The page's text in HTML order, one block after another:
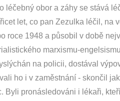
léčebný obor a záhy se stává
let, co pan Zezulka léčil, na
roce 1948 a působil v době
marxismu-
na policii, dostával
ho i v zaměstnání - skončil
Byli pronásledováni i lékaři,